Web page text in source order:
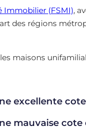
Immobilier (FSMI),
des régions
maisons
excellente
mauvaise